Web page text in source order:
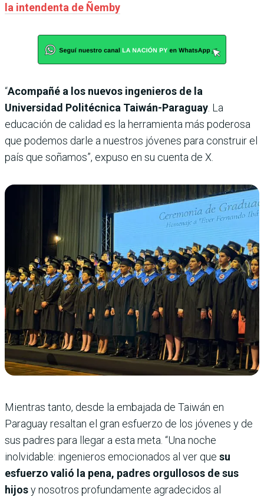
la intendenta de Ñemby
“Acompañé a los nuevos ingenieros de la
Universidad Politécnica Taiwán-Paraguay . La
educación de calidad es la herramienta más poderosa
que podemos darle a nuestros jóvenes para construir el
país que soñamos”, expuso en su cuenta de X.
Mientras tanto, desde la embajada de Taiwán en
Paraguay resaltan el gran esfuerzo de los jóvenes y de
sus padres para llegar a esta meta. “Una noche
inolvidable: ingenieros emocionados al ver que su
esfuerzo valió la pena, padres orgullosos de sus
hijosy nosotros profundamente agradecidos al